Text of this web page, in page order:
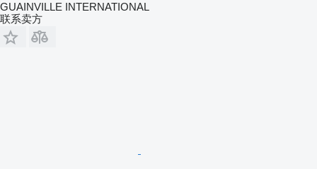
GUAINVILLE INTERNATIONAL
联系卖方